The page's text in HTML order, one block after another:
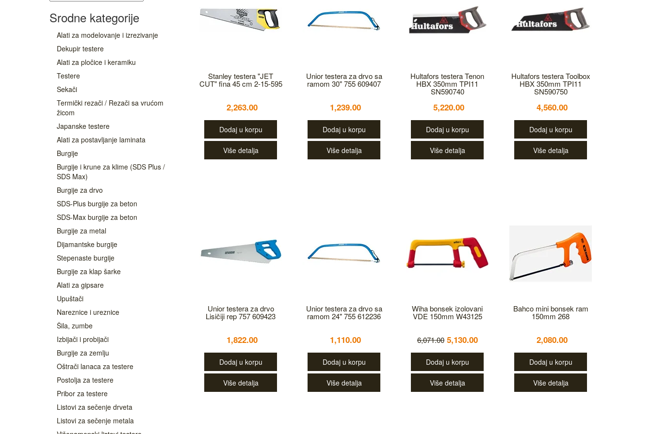
Srodne kategorije
Alati za modelovanje i izrezivanje
Dekupir testere
Alati za pločice i keramiku
Testere
Sekači
Termički rezači / Rezači sa vrućom
žicom
Japanske testere
Alati za postavljanje laminata
Burgije
Burgije i krune za klime (SDS Plus /
SDS Max)
Burgije za drvo
SDS-Plus burgije za beton
SDS-Max burgije za beton
Burgije za metal
Dijamantske burgije
Stepenaste burgije
Burgije za klap šarke
Alati za gipsare
Upuštači
Nareznice i ureznice
Šila, zumbe
Izbijači i probijači
Burgije za zemlju
Oštrači lanaca za testere
Postolja za testere
Pribor za testere
Listovi za sečenje drveta
Listovi za sečenje metala
Stanley testera "JET
CUT" fina 45 cm 2-15-595
2,263.00
Dodaj u korpu
Više detalja
Unior testera za drvo sa
ramom 30" 755 609407
1,239.00
Dodaj u korpu
Više detalja
Hultafors testera Tenon
HBX 350mm TPI11
SN590740
5,220.00
Dodaj u korpu
Više detalja
Hultafors testera Toolbox
HBX 350mm TPI11
SN590750
4,560.00
Dodaj u korpu
Više detalja
Unior testera za drvo
Lisičiji rep 757 609423
1,822.00
Dodaj u korpu
Više detalja
Unior testera za drvo sa
ramom 24" 755 612236
1,110.00
Dodaj u korpu
Više detalja
Wiha bonsek izolovani
VDE 150mm W43125
6,071.00 5,130.00
Dodaj u korpu
Više detalja
Bahco mini bonsek ram
150mm 268
2,080.00
Dodaj u korpu
Više detalja